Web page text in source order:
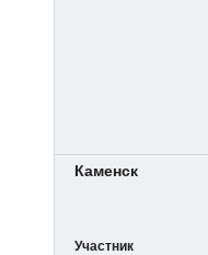
Каменск
Участник